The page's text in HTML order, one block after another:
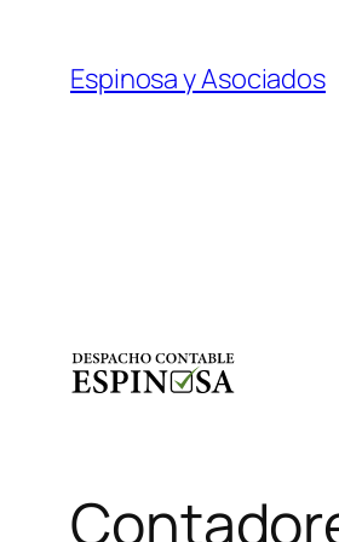
contenido
Espinosa y Asociados